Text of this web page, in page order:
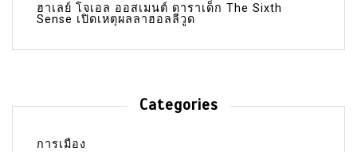
ฮาเลย์ โจเอล ออสเมนต์ ดาราเด็ก The Sixth
Sense เปิดเหตุผลลาฮอลลีวูด
Categories
การเมือง